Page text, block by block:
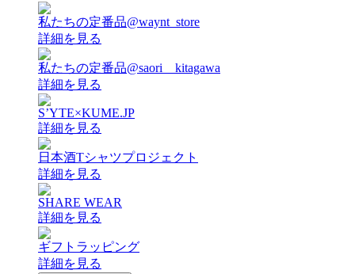
私たちの定番品@waynt_store
詳細を見る
私たちの定番品@saori__kitagawa
詳細を見る
S’YTE×KUME.JP
詳細を見る
日本酒Tシャツプロジェクト
詳細を見る
SHARE WEAR
詳細を見る
ギフトラッピング
詳細を見る